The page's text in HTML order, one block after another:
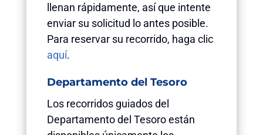
llenan rápidamente, así que intente
enviar su solicitud lo antes posible.
Para reservar su recorrido, haga clic
aquí.
Departamento del Tesoro
Los recorridos guiados del
Departamento del Tesoro están